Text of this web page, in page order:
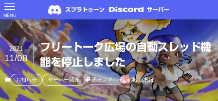
MENU
フリートーク広場の自動スレッド機
能を停止しました
2021
11/08
お知らせ サーバー関連 チャンネル あくあぽ